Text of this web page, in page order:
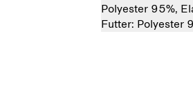
Polyester 95%,
Futter: Polyester